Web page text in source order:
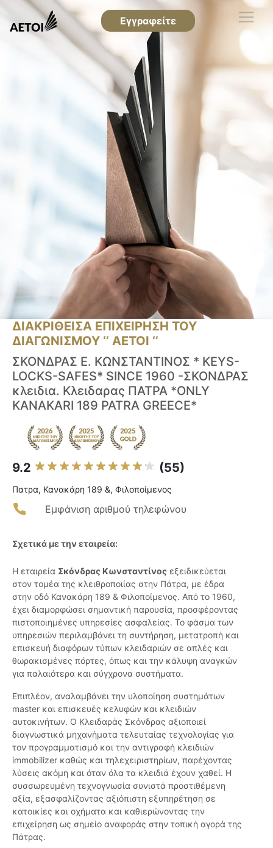
Εγγραφείτε
ΔΙΑΚΡΙΘΕΙΣΑ ΕΠΙΧΕΙΡΗΣΗ ΤΟΥ
ΔΙΑΓΩΝΙΣΜΟΥ ‘’ ΑΕΤΟΙ ‘’
ΣΚΟΝΔΡΑΣ Ε. ΚΩΝΣΤΑΝΤΙΝΟΣ * KEYS-
LOCKS-SAFES* SINCE 1960 -ΣΚΟΝΔΡΑΣ
κλειδια. Κλειδαρας ΠΑΤΡΑ *ONLY
KANAKARI 189 PATRA GREECE*
9.2 (55)
Πατρα, Κανακάρη 189 &, Φιλοποίμενος
Εμφάνιση αριθμού τηλεφώνου
Σχετικά με την εταιρεία:
Η εταιρεία Σκόνδρας Κωνσταντίνος εξειδικεύεται
στον τομέα της κλειθροποιίας στην Πάτρα, με έδρα
στην οδό Κανακάρη 189 & Φιλοποίμενος. Από το 1960,
έχει διαμορφώσει σημαντική παρουσία, προσφέροντας
πιστοποιημένες υπηρεσίες ασφαλείας. Το φάσμα των
υπηρεσιών περιλαμβάνει τη συντήρηση, μετατροπή και
επισκευή διαφόρων τύπων κλειδαριών σε απλές και
θωρακισμένες πόρτες, όπως και την κάλυψη αναγκών
για παλαιότερα και σύγχρονα συστήματα.
Επιπλέον, αναλαμβάνει την υλοποίηση συστημάτων
master και επισκευές κελυφών και κλειδιών
αυτοκινήτων. Ο Κλειδαράς Σκόνδρας αξιοποιεί
διαγνωστικά μηχανήματα τελευταίας τεχνολογίας για
τον προγραμματισμό και την αντιγραφή κλειδιών
immobilizer καθώς και τηλεχειριστηρίων, παρέχοντας
λύσεις ακόμη και όταν όλα τα κλειδιά έχουν χαθεί. Η
συσσωρευμένη τεχνογνωσία συνιστά προστιθέμενη
αξία, εξασφαλίζοντας αξιόπιστη εξυπηρέτηση σε
κατοικίες και οχήματα και καθιερώνοντας την
επιχείρηση ως σημείο αναφοράς στην τοπική αγορά της
Πάτρας.